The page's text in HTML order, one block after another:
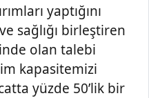
yaptığını
sağlığı birleştiren
olan talebi
kapasitemizi
yüzde 50’lik bir